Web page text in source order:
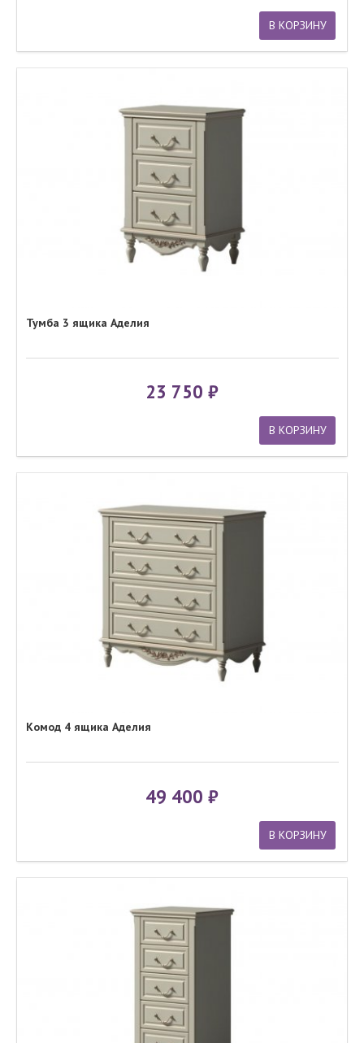
В КОРЗИНУ
Тумба 3 ящика Аделия
23 750
В КОРЗИНУ
Комод 4 ящика Аделия
49 400
В КОРЗИНУ